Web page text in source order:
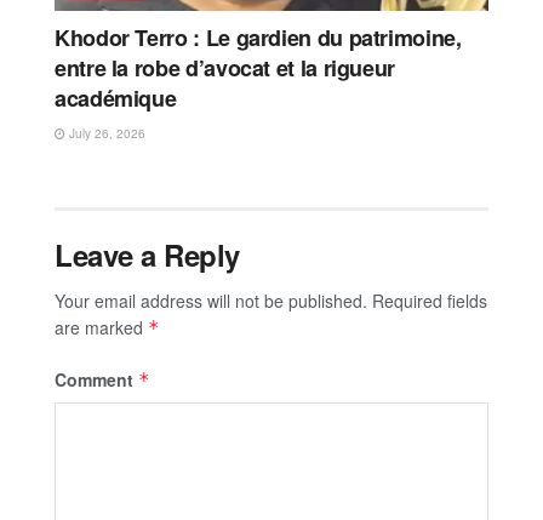
Khodor Terro : Le gardien du patrimoine,
entre la robe d’avocat et la rigueur
académique
July 26, 2026
Leave a Reply
Your email address will not be published. Required fields
are marked *
Comment *